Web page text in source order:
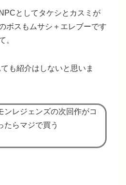
としてタケシとカスミが
ボスもムサシ＋エレブーです
。
も紹介はしないと思いま
ンレジェンズの次回作がコ
たらマジで買う